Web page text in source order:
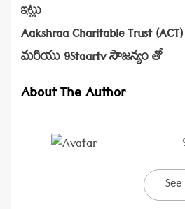
ఇట్లు
Aakshraa Charitable Trust (ACT)
మరియు 9Staartv సౌజన్యం తో
About The Author